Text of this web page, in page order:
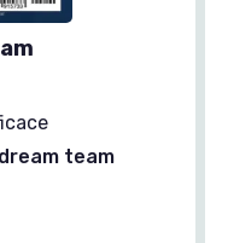
dream team